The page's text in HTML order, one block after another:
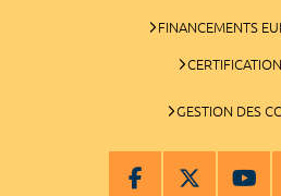
FINANCEMENTS
GESTION DES